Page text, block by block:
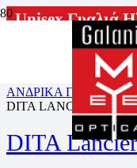
Unisex Γυαλιά
ΑΡΧΙΚΗ ΣΕΛΙΔΑ
ΓΥΑΛΙΑ ΗΛΙΟΥ
ΑΝΔΡΙΚΑ ΓΥΑΛΙΑ
DITA LANCIER
DITA Lancier